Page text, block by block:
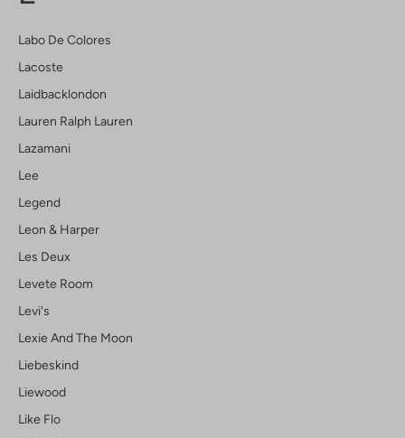
Labo De Colores
Lacoste
Laidbacklondon
Lauren Ralph Lauren
Lazamani
Lee
Legend
Leon & Harper
Les Deux
Levete Room
Levi's
Lexie And The Moon
Liebeskind
Liewood
Like Flo